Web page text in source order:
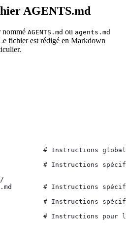
AGENTS.md
nommé AGENTS.md ou agents.md
fichier est rédigé en Markdown
# Instructions
# Instructions
# Instructions
# Instructions
# Instructions pour